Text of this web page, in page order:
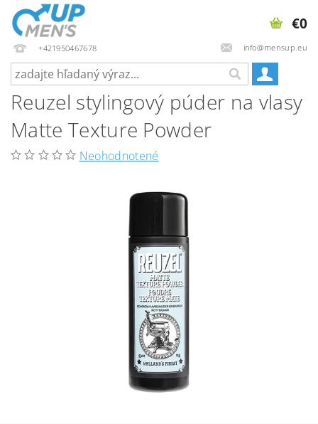
+421950467678 info@mensup.eu
€0
Reuzel stylingový púder na vlasy
Matte Texture Powder
Neohodnotené